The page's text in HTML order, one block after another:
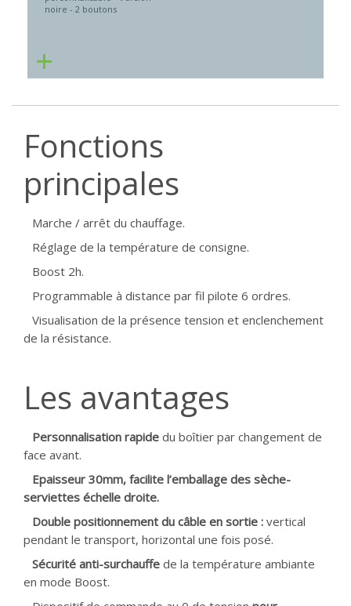
noire - 2 boutons
+
Fonctions
principales
Marche / arrêt du chauffage.
Réglage de la température de consigne.
Boost 2h.
Programmable à distance par fil pilote 6 ordres.
Visualisation de la présence tension et enclenchement
de la résistance.
Les avantages
Personnalisation rapide du boîtier par changement de
face avant.
Epaisseur 30mm, facilite l’emballage des sèche-
serviettes échelle droite.
Double positionnement du câble en sortie : vertical
pendant le transport, horizontal une fois posé.
Sécurité anti-surchauffe de la température ambiante
en mode Boost.